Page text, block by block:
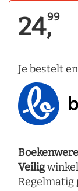
24,99
Je bestelt
Veilig
Regelmatig